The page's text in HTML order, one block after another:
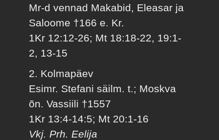
Mr-d vennad Makabid, Eleasar ja
Saloome †166 e. Kr.
1Kr 12:12-26; Mt 18:18-22, 19:1-
2, 13-15
2. Kolmapäev
Esimr. Stefani säilm. t.; Moskva
õn. Vassiili †1557
1Kr 13:4-14:5; Mt 20:1-16
Vkj. Prh. Eelija